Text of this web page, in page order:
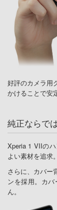
好評のカメラ用
かけることで安
純正ならで
Xperia 1 VIIの
よい素材を追求。
さらに、カバー
ンを採用。カ
ん。